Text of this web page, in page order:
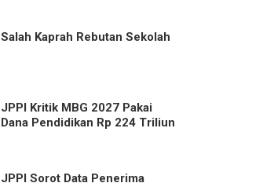
Salah Kaprah Rebutan Sekolah
JPPI Kritik MBG 2027 Pakai
Dana Pendidikan Rp 224 Triliun
JPPI Sorot Data Penerima